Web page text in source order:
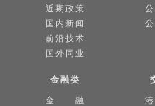
近期政策
国内新闻
前沿技术
国外同业
金融类
金 融